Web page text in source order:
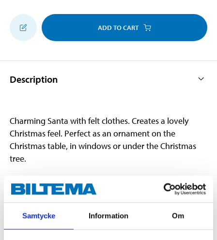
Samtycke Information Om
ADD TO CART
Description
Charming Santa with felt clothes. Creates a lovely
Christmas feel. Perfect as an ornament on the
Christmas table, in windows or under the Christmas
tree.
Technical specifications